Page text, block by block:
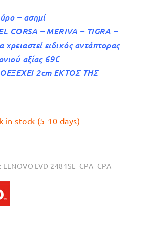
– ασημί
CORSA – MERIVA – TIGRA –
χρειαστεί ειδικός αντάπτορας
αξίας 69€
2cm ΕΚΤΟΣ ΤΗΣ
in stock (5-10 days)
LENOVO LVD 2481SL_CPA_CPA